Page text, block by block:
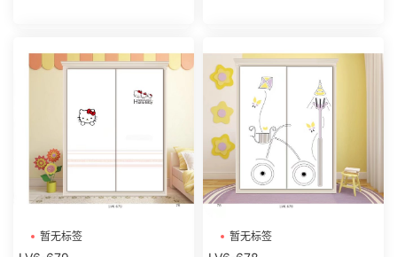
暂无标签 暂无标签